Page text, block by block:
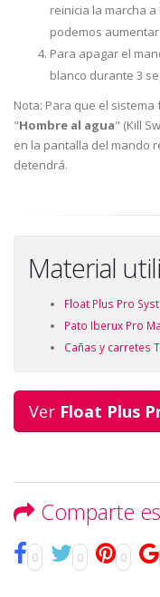
reinicia la marcha
podemos
Para apagar el
blanco durante 3
Nota: Para que el
"Hombre al agua" (Kill
en la pantalla del mando
detendrá.
Material
Float Plus Pro
Pato Iberux Pro
Cañas y carretes
Ver Float Plus
Comparte
0 0 0